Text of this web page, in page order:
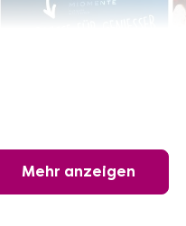
aus über 1.600 Events -
Termine garantiert
Mehr anzeigen